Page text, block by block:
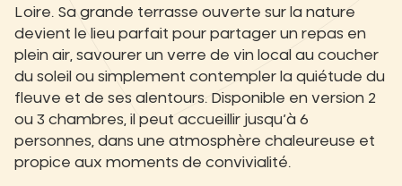
Loire. Sa grande terrasse ouverte sur la nature
devient le lieu parfait pour partager un repas en
plein air, savourer un verre de vin local au coucher
du soleil ou simplement contempler la quiétude du
fleuve et de ses alentours. Disponible en version 2
ou 3 chambres, il peut accueillir jusqu’à 6
personnes, dans une atmosphère chaleureuse et
propice aux moments de convivialité.